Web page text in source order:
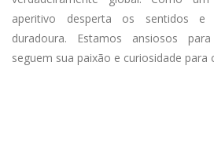
aperitivo desperta os sentidos e
duradoura. Estamos ansiosos
seguem sua paixão e curiosidade para